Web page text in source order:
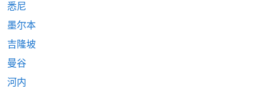
悉尼
墨尔本
吉隆坡
曼谷
河内